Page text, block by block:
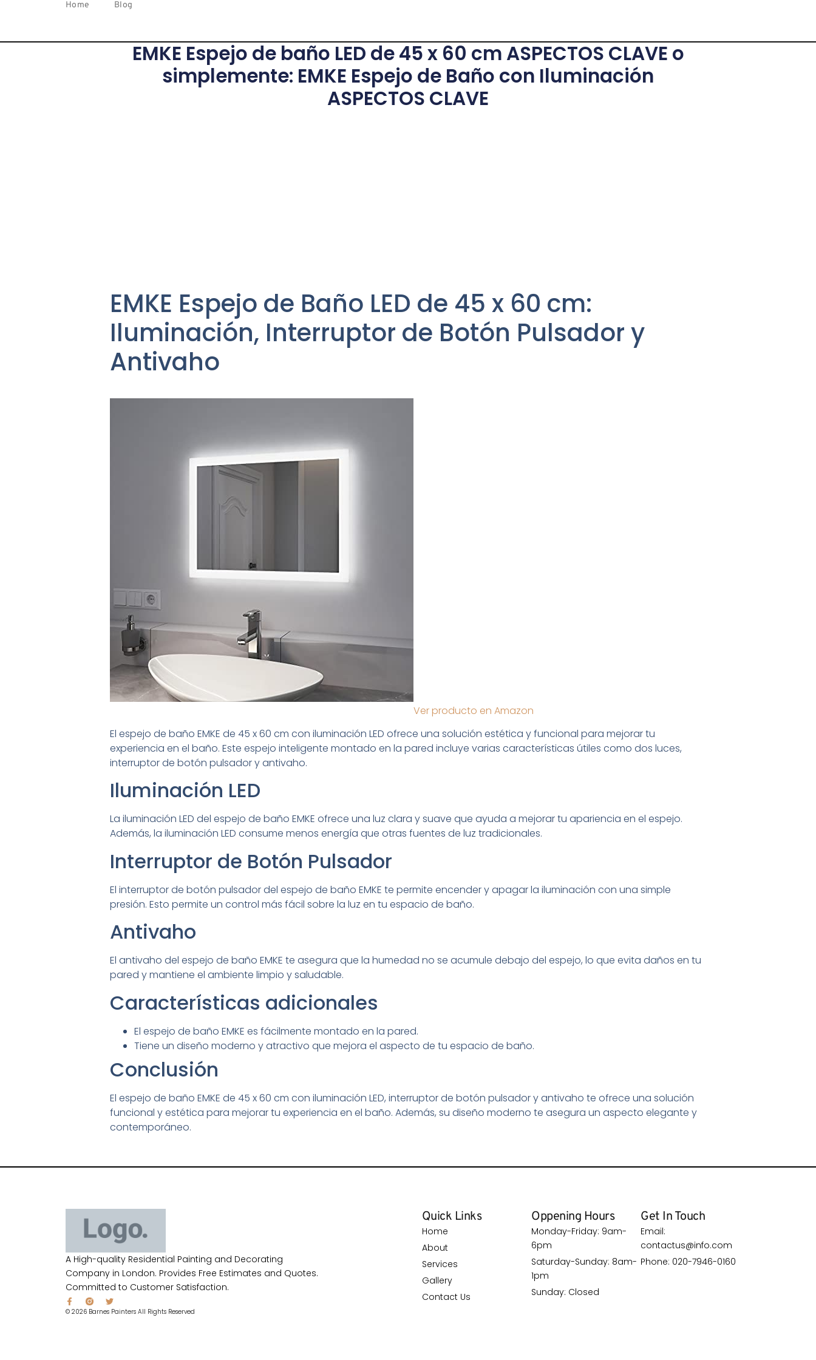
Home Blog
EMKE Espejo de baño LED de 45 x 60 cm ASPECTOS CLAVE o
simplemente: EMKE Espejo de Baño con Iluminación
ASPECTOS CLAVE
EMKE Espejo de Baño LED de 45 x 60 cm:
Iluminación, Interruptor de Botón Pulsador y
Antivaho
Ver producto en Amazon
El espejo de baño EMKE de 45 x 60 cm con iluminación LED ofrece una solución estética y funcional para mejorar tu
experiencia en el baño. Este espejo inteligente montado en la pared incluye varias características útiles como dos luces,
interruptor de botón pulsador y antivaho.
Iluminación LED
La iluminación LED del espejo de baño EMKE ofrece una luz clara y suave que ayuda a mejorar tu apariencia en el espejo.
Además, la iluminación LED consume menos energía que otras fuentes de luz tradicionales.
Interruptor de Botón Pulsador
El interruptor de botón pulsador del espejo de baño EMKE te permite encender y apagar la iluminación con una simple
presión. Esto permite un control más fácil sobre la luz en tu espacio de baño.
Antivaho
El antivaho del espejo de baño EMKE te asegura que la humedad no se acumule debajo del espejo, lo que evita daños en tu
pared y mantiene el ambiente limpio y saludable.
Características adicionales
El espejo de baño EMKE es fácilmente montado en la pared.
Tiene un diseño moderno y atractivo que mejora el aspecto de tu espacio de baño.
Conclusión
El espejo de baño EMKE de 45 x 60 cm con iluminación LED, interruptor de botón pulsador y antivaho te ofrece una solución
funcional y estética para mejorar tu experiencia en el baño. Además, su diseño moderno te asegura un aspecto elegante y
contemporáneo.
A High-quality Residential Painting and Decorating
Company in London. Provides Free Estimates and Quotes.
Committed to Customer Satisfaction.
© 2026 Barnes Painters All Rights Reserved
Quick Links
Home
About
Services
Gallery
Contact Us
Oppening Hours
Monday-Friday: 9am-
6pm
Saturday-Sunday: 8am-
1pm
Sunday: Closed
Get In Touch
Email:
contactus@info.com
Phone: 020-7946-0160